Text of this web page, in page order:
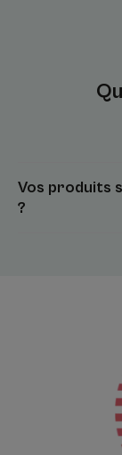
Vos produits
?